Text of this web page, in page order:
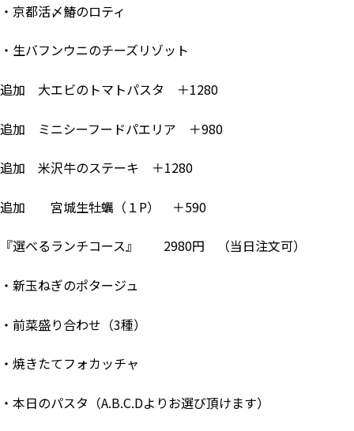
・京都活〆鰆のロティ
・生バフンウニのチーズリゾット
追加 大エビのトマトパスタ ＋1280
追加 ミニシーフードパエリア ＋980
追加 米沢牛のステーキ ＋1280
追加 宮城生牡蠣（１P） ＋590
『選べるランチコース』 2980円 （当日注文可）
・新玉ねぎのポタージュ
・前菜盛り合わせ（3種）
・焼きたてフォカッチャ
・本日のパスタ（A.B.C.Dよりお選び頂けます）